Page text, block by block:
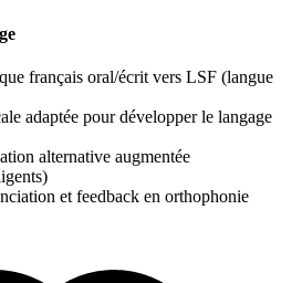
français oral/écrit vers LSF (langue
adaptée pour développer le langage
alternative augmentée
et feedback en orthophonie